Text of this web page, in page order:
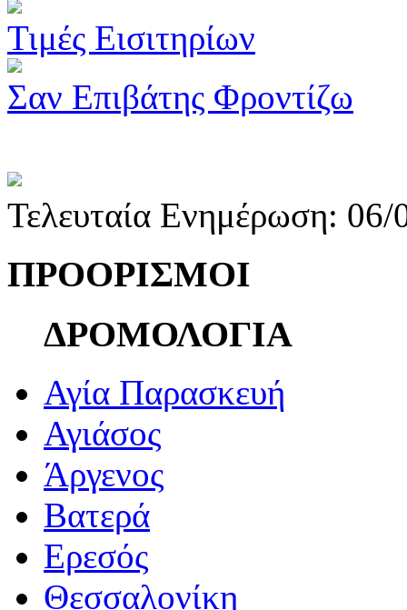
Τιμές Εισιτηρίων
Σαν Επιβάτης Φροντίζω
Τελευταία Ενημέρωση:
ΠΡΟΟΡΙΣΜΟΙ
ΔΡΟΜΟΛΟΓΙΑ
Αγία Παρασκευή
Αγιάσος
Άργενος
Βατερά
Ερεσός
Θεσσαλονίκη